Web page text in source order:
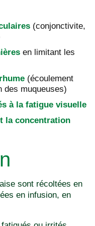
(conjonctivite,
en limitant les
(écoulement
des muqueuses)
à la fatigue visuelle
la concentration
sont récoltées en
en infusion, en